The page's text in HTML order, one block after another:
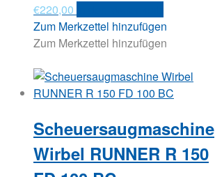
€220,00
Zum Merkzettel hinzufügen
Zum Merkzettel hinzufügen
Scheuersaugmaschine
Wirbel RUNNER R 150